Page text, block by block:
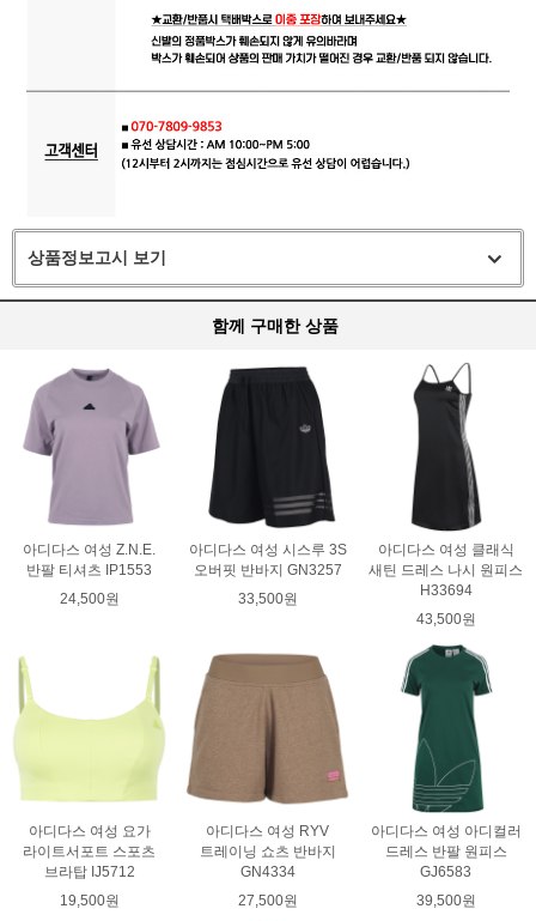
상품정보고시 보기
함께 구매한 상품
아디다스 여성 Z.N.E.
반팔 티셔츠 IP1553
24,500원
아디다스 여성 시스루 3S
오버핏 반바지 GN3257
33,500원
아디다스 여성 클래식
새틴 드레스 나시 원피스
H33694
43,500원
아디다스 여성 요가
라이트서포트 스포츠
브라탑 IJ5712
19,500원
아디다스 여성 RYV
트레이닝 쇼츠 반바지
GN4334
27,500원
아디다스 여성 아디컬러
드레스 반팔 원피스
GJ6583
39,500원